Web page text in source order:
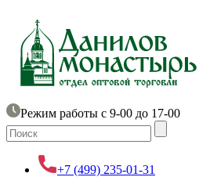
Режим работы с 9-00 до 17-00
+7 (499) 235-01-31